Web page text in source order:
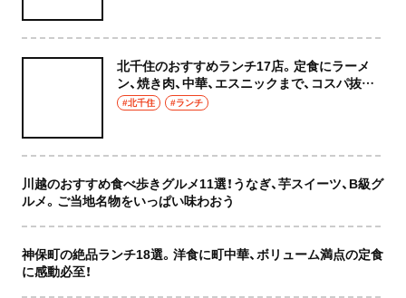
北千住のおすすめランチ17店。定食にラーメ
ン、焼き肉、中華、エスニックまで、コスパ抜群
な店もおしゃれな店も網羅してご紹介！
#北千住 #ランチ
川越のおすすめ食べ歩きグルメ11選！うなぎ、芋スイーツ、B級グ
ルメ。ご当地名物をいっぱい味わおう
神保町の絶品ランチ18選。洋食に町中華、ボリューム満点の定食
に感動必至！